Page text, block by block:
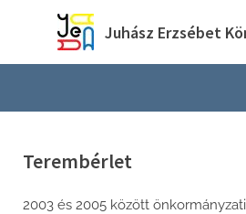
Juhász Erzsébet
Terembérlet
2003 és 2005 között